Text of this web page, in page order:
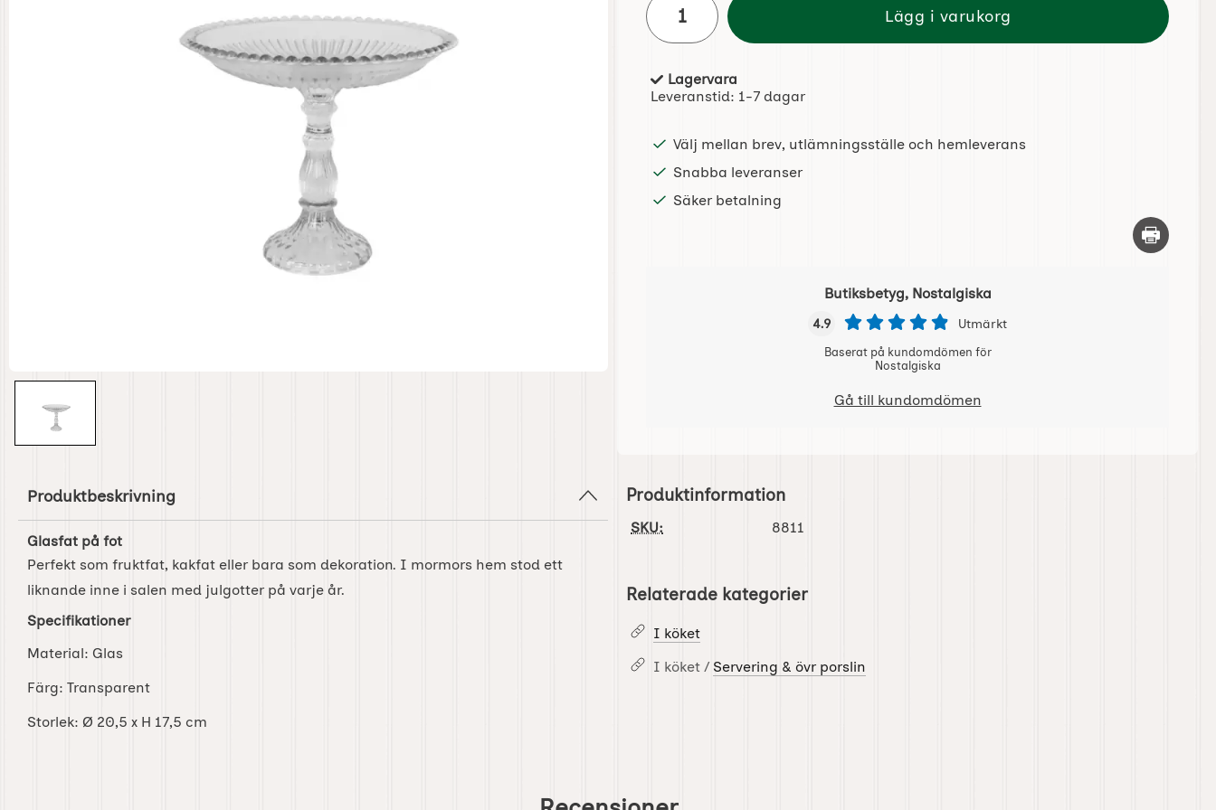
Lägg i varukorg
Tillgänglighet:
Lagervara
Leveranstid: 1-7 dagar
Välj mellan brev, utlämningsställe och hemleverans
Snabba leveranser
Säker betalning
Skriv ut
Butiksbetyg, Nostalgiska
4.9 Utmärkt
Baserat på kundomdömen för
Nostalgiska
Gå till kundomdömen
Produktbeskrivning
Glasfat på fot
Perfekt som fruktfat, kakfat eller bara som dekoration. I mormors hem stod ett
liknande inne i salen med julgotter på varje år.
Specifikationer
Material: Glas
Färg: Transparent
Storlek: Ø 20,5 x H 17,5 cm
Produktinformation
SKU: 8811
Relaterade kategorier
I köket
I köket / Servering & övr porslin